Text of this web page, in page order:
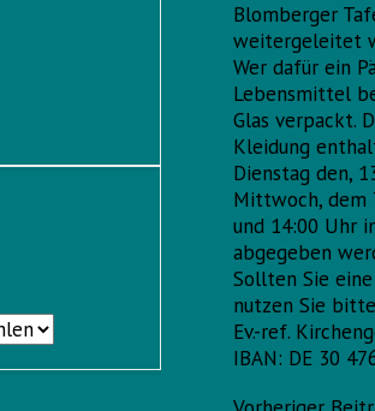
Blomberger
weitergeleitet
Wer dafür ein
Lebensmittel
Glas verpackt.
Kleidung
Dienstag den,
Mittwoch, dem
und 14:00 Uhr
abgegeben
Sollten Sie
nutzen Sie
Ev.-ref.
IBAN: DE 30